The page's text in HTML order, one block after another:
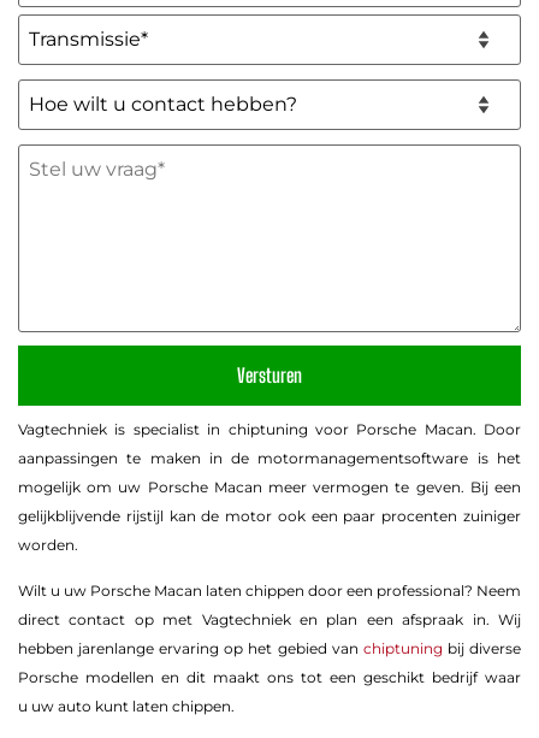
Transmissie*
(Vereist)
Hoe
wilt
contact
hebben?
Stel
uw
vraag
Vagtechniek is specialist in chiptuning voor Porsche Macan. Door
aanpassingen te maken in de motormanagementsoftware is het
mogelijk om uw Porsche Macan meer vermogen te geven. Bij een
gelijkblijvende rijstijl kan de motor ook een paar procenten zuiniger
worden.
Wilt u uw Porsche Macan laten chippen door een professional? Neem
direct contact op met Vagtechniek en plan een afspraak in. Wij
hebben jarenlange ervaring op het gebied van chiptuning bij diverse
Porsche modellen en dit maakt ons tot een geschikt bedrijf waar
u uw auto kunt laten chippen.